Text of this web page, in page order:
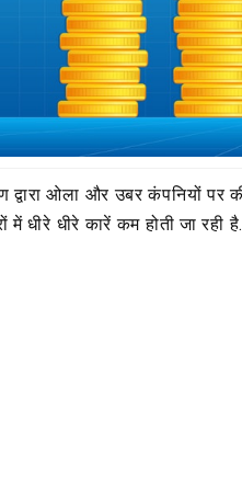
द्वारा ओला और उबर कंपनियों
में धीरे धीरे कारें कम होती जा रही